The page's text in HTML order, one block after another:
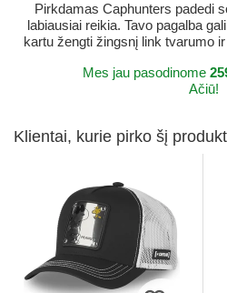
Pirkdamas Caphunters padedi
labiausiai reikia. Tavo pagalba
kartu žengti žingsnį link tvarumo
Mes jau pasodinome
Ačiū!
Klientai, kurie pirko šį